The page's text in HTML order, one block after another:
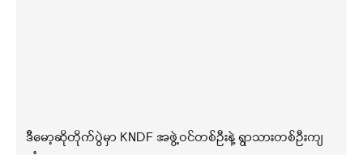
ဒီမော့ဆိုတိုက်ပွဲမှာ KNDF အဖွဲ့ဝင်တစ်ဦးနဲ့ ရွာသားတစ်ဦးကျ